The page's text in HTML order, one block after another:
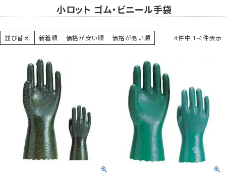
小ロット ゴム・ビニール手袋
並び替え 新着順 価格が安い順 価格が高い順 4件中 1-4件表示